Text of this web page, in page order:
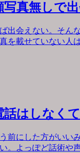
真無しで
出会えない。そん
を載せていない人
はしなく
前にした方がいい
。よっぽど話術